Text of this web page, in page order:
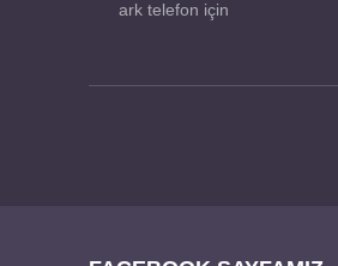
ark telefon için